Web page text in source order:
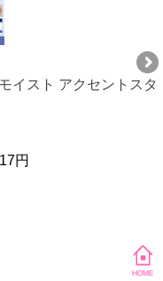
イスト アクセントスタ
円